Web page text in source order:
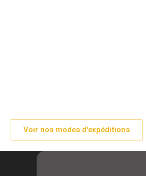
Voir nos modes d'expéditions